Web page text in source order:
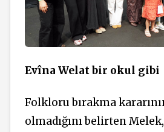
Evîna Welat bir okul gibi
Folkloru bırakma
olmadığını belirten